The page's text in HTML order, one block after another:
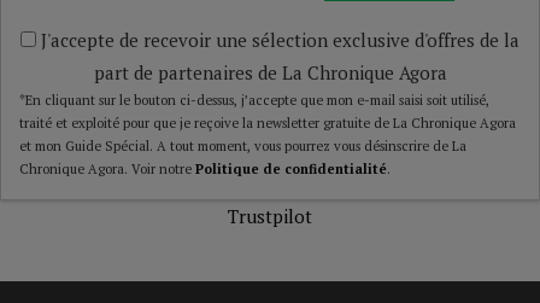
J'accepte de recevoir une sélection exclusive d'offres de la
part de partenaires de La Chronique Agora
*En cliquant sur le bouton ci-dessus, j’accepte que mon e-mail saisi soit utilisé,
traité et exploité pour que je reçoive la newsletter gratuite de La Chronique Agora
et mon Guide Spécial. A tout moment, vous pourrez vous désinscrire de La
Chronique Agora. Voir notre Politique de confidentialité.
Trustpilot